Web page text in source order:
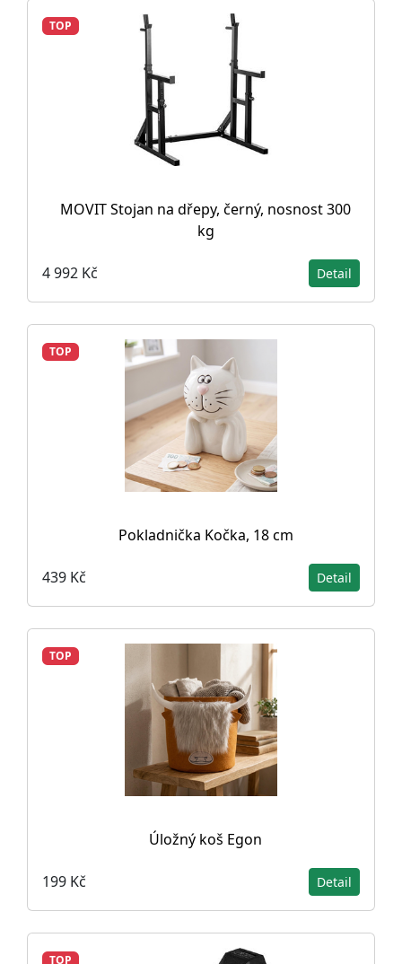
TOP
MOVIT Stojan na dřepy, černý, nosnost 300
kg
4 992 Kč Detail
TOP
Pokladnička Kočka, 18 cm
439 Kč Detail
TOP
Úložný koš Egon
199 Kč Detail
TOP